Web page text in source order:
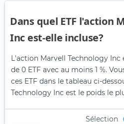
Dans quel ETF l'action
Inc est-elle incluse?
L'action Marvell Technology
de 0 ETF avec au moins 1 %.
ces ETF dans le tableau ci-
Technology Inc est le poids le
Sélection